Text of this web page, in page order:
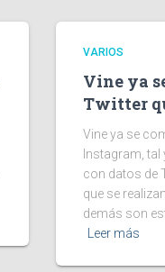
VARIOS
Vine ya
Twitter
Vine ya se
Instagram,
con datos de
que se
demás son
Leer más